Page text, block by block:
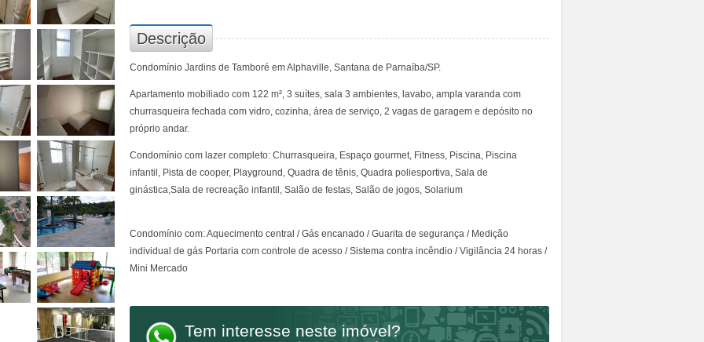
Descrição
Condomínio Jardins de Tamboré em Alphaville, Santana de Parnaíba/SP.
Apartamento mobiliado com 122 m², 3 suítes, sala 3 ambientes, lavabo, ampla varanda com
churrasqueira fechada com vidro, cozinha, área de serviço, 2 vagas de garagem e depósito no
próprio andar.
Condomínio com lazer completo: Churrasqueira, Espaço gourmet, Fitness, Piscina, Piscina
infantil, Pista de cooper, Playground, Quadra de tênis, Quadra poliesportiva, Sala de
ginástica,Sala de recreação infantil, Salão de festas, Salão de jogos, Solarium
Condomínio com: Aquecimento central / Gás encanado / Guarita de segurança / Medição
individual de gás Portaria com controle de acesso / Sistema contra incêndio / Vigilância 24 horas /
Mini Mercado
Tem interesse neste imóvel?